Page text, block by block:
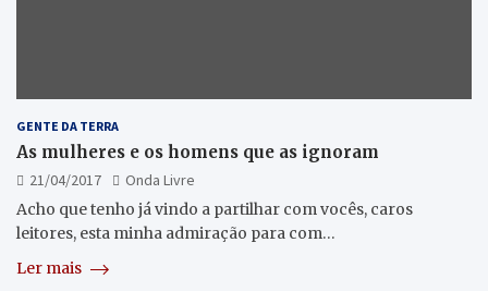
GENTE DA TERRA
As mulheres e os homens que as ignoram
21/04/2017
Onda Livre
Acho que tenho já vindo a partilhar com vocês, caros
leitores, esta minha admiração para com…
Ler mais